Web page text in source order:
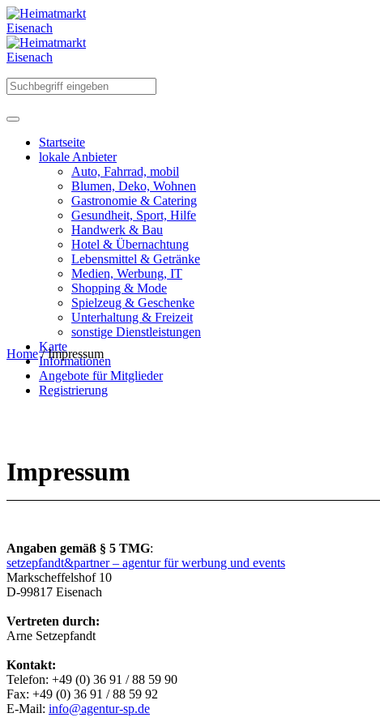
Startseite
lokale Anbieter
Auto, Fahrrad, mobil
Blumen, Deko, Wohnen
Gastronomie & Catering
Gesundheit, Sport, Hilfe
Handwerk & Bau
Hotel & Übernachtung
Lebensmittel & Getränke
Medien, Werbung, IT
Shopping & Mode
Spielzeug & Geschenke
Unterhaltung & Freizeit
sonstige Dienstleistungen
Karte
Informationen
Angebote für Mitglieder
Registrierung
Home /Impressum
Impressum
Angaben gemäß § 5 TMG:
setzepfandt&partner – agentur für werbung und events
Markscheffelshof 10
D-99817 Eisenach
Vertreten durch:
Arne Setzepfandt
Kontakt:
Telefon: +49 (0) 36 91 / 88 59 90
Fax: +49 (0) 36 91 / 88 59 92
E-Mail: info@agentur-sp.de